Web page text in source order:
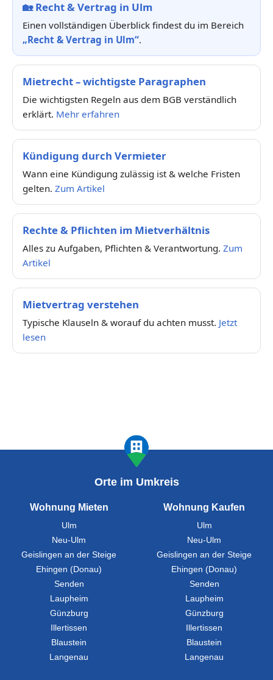
🏡Recht & Vertrag in Ulm
Einen vollständigen Überblick findest du im Bereich
„Recht & Vertrag in Ulm“.
Mietrecht – wichtigste Paragraphen
Die wichtigsten Regeln aus dem BGB verständlich
erklärt. Mehr erfahren
Kündigung durch Vermieter
Wann eine Kündigung zulässig ist & welche Fristen
gelten. Zum Artikel
Rechte & Pflichten im Mietverhältnis
Alles zu Aufgaben, Pflichten & Verantwortung. Zum
Artikel
Mietvertrag verstehen
Typische Klauseln & worauf du achten musst. Jetzt
lesen
Orte im Umkreis
Wohnung Mieten
Ulm
Neu-Ulm
Geislingen an der Steige
Ehingen (Donau)
Senden
Laupheim
Günzburg
Illertissen
Blaustein
Langenau
Wohnung Kaufen
Ulm
Neu-Ulm
Geislingen an der Steige
Ehingen (Donau)
Senden
Laupheim
Günzburg
Illertissen
Blaustein
Langenau